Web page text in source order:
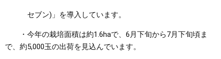
セブン)」を導入しています。
・今年の栽培面積は約1.6haで、6月下旬から7月下旬頃ま
で、約5,000玉の出荷を見込んでいます。